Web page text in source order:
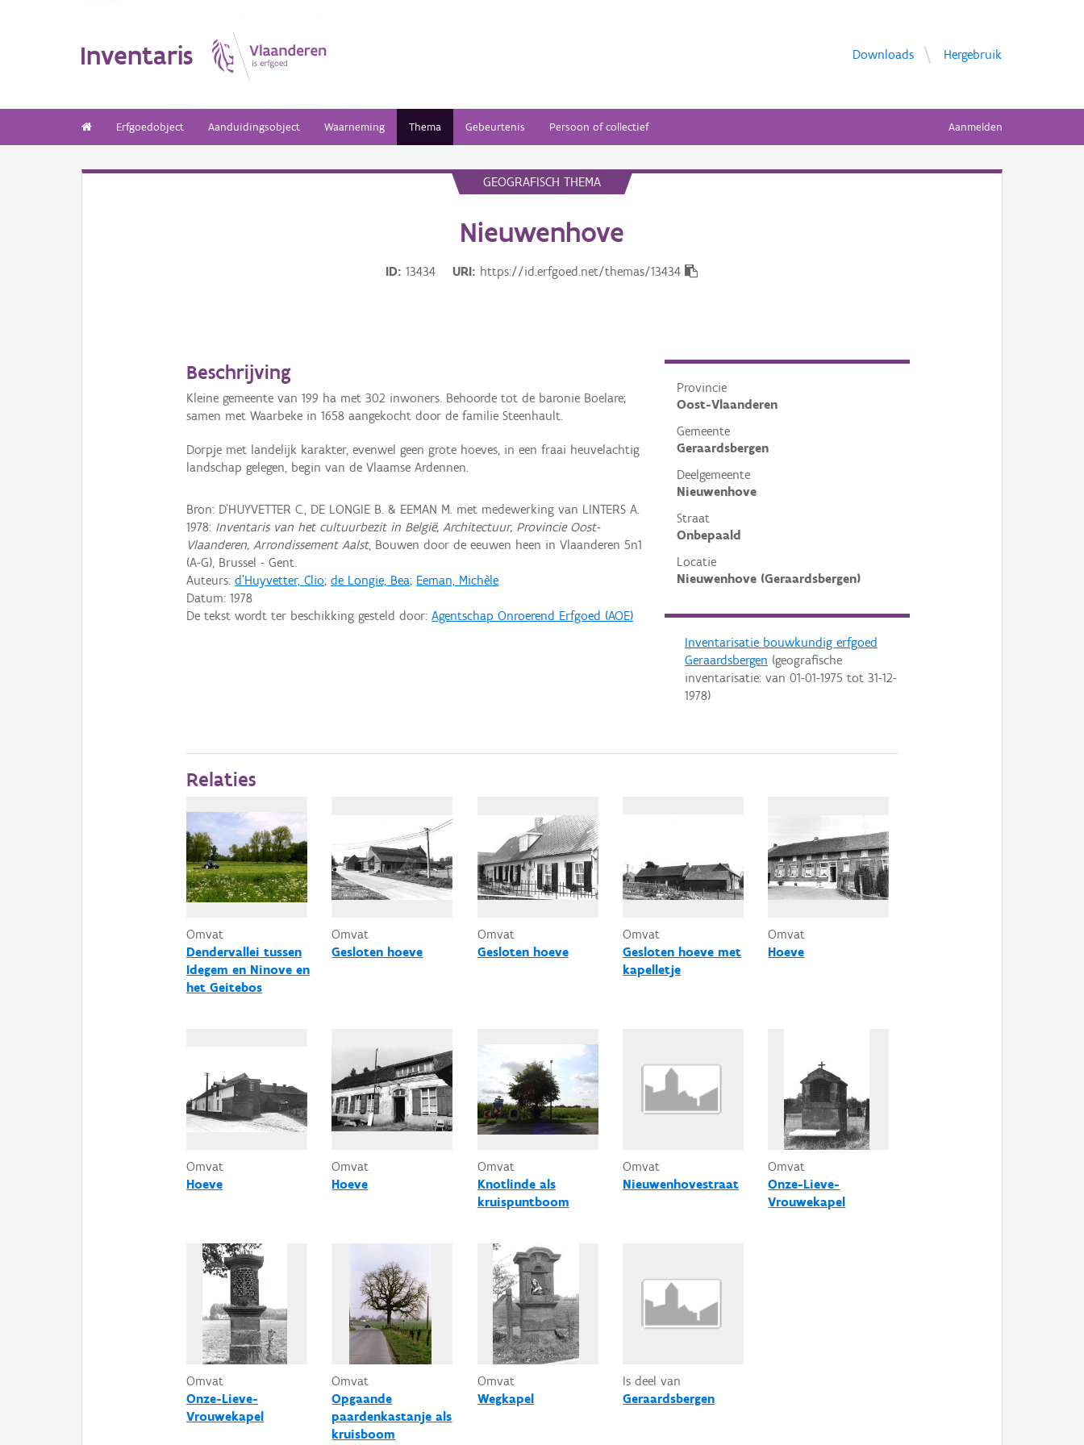
Inventaris Downloads Hergebruik
Erfgoedobject Aanduidingsobject Waarneming Thema Gebeurtenis Persoon of collectief Aanmelden
GEOGRAFISCH THEMA
Nieuwenhove
ID 13434 URI https://id.erfgoed.net/themas/13434
Provincie
Oost-Vlaanderen
Gemeente
Geraardsbergen
Deelgemeente
Nieuwenhove
Straat
Onbepaald
Locatie
Nieuwenhove (Geraardsbergen)
Inventarisatie bouwkundig erfgoed
Geraardsbergen (geografische
inventarisatie: van 01-01-1975 tot 31-12-
1978)
Beschrijving
Kleine gemeente van 199 ha met 302 inwoners. Behoorde tot de baronie Boelare;
samen met Waarbeke in 1658 aangekocht door de familie Steenhault.
Dorpje met landelijk karakter, evenwel geen grote hoeves, in een fraai heuvelachtig
landschap gelegen, begin van de Vlaamse Ardennen.
Bron: D'HUYVETTER C., DE LONGIE B. & EEMAN M. met medewerking van LINTERS A.
1978: Inventaris van het cultuurbezit in België, Architectuur, Provincie Oost-
Vlaanderen, Arrondissement Aalst, Bouwen door de eeuwen heen in Vlaanderen 5n1
(A-G), Brussel - Gent.
Auteurs:d'Huyvetter, Clio;de Longie, Bea; Eeman, Michèle
Datum:1978
De tekst wordt ter beschikking gesteld door:Agentschap Onroerend Erfgoed (AOE)
Relaties
Omvat
Dendervallei tussen
Idegem en Ninove en
het Geitebos
Omvat
Gesloten hoeve
Omvat
Gesloten hoeve
Omvat
Gesloten hoeve met
kapelletje
Omvat
Hoeve
Omvat
Hoeve
Omvat
Hoeve
Omvat
Knotlinde als
kruispuntboom
Omvat
Nieuwenhovestraat
Omvat
Onze-Lieve-
Vrouwekapel
Omvat
Onze-Lieve-
Vrouwekapel
Omvat
Opgaande
paardenkastanje als
kruisboom
Omvat
Wegkapel
Is deel van
Geraardsbergen